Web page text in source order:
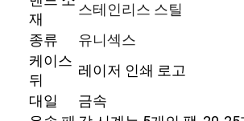
홈
제품
우리 에 관한 것
공장 투어
재
스테인리스 스틸
종류
유니섹스
케이스
뒤
레이저 인쇄 로고
대일
금속